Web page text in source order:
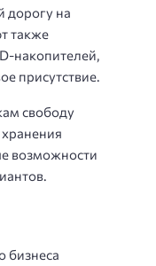
дорогу на
также
накопителей,
присутствие.
свободу
возможности
бизнеса